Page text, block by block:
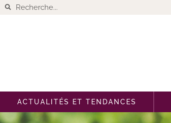
ACTUALITÉS ET TENDANCES